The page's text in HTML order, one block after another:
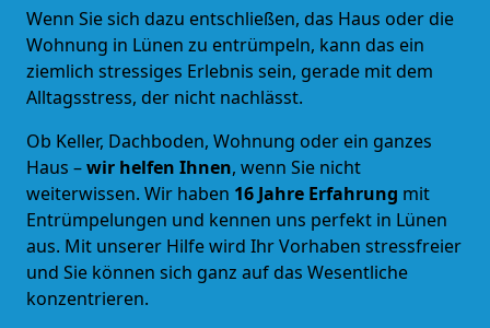
Wenn Sie sich dazu entschließen, das Haus oder die
Wohnung in Lünen zu entrümpeln, kann das ein
ziemlich stressiges Erlebnis sein, gerade mit dem
Alltagsstress, der nicht nachlässt.
Ob Keller, Dachboden, Wohnung oder ein ganzes
Haus –wir helfen Ihnen, wenn Sie nicht
weiterwissen. Wir haben 16 Jahre Erfahrung mit
Entrümpelungen und kennen uns perfekt in Lünen
aus. Mit unserer Hilfe wird Ihr Vorhaben stressfreier
und Sie können sich ganz auf das Wesentliche
konzentrieren.